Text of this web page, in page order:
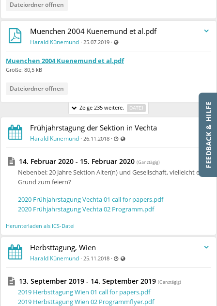
FEEDBACK & HILFE
Dateiordner öffnen
Muenchen 2004 Kuenemund et al.pdf
Harald Künemund · 25.07.2019 ·
Muenchen 2004 Kuenemund et al.pdf
Größe: 80,5 kB
Dateiordner öffnen
Zeige 235 weitere. DATEI
Frühjahrstagung der Sektion in Vechta
Harald Künemund · 26.11.2018 · Zuletzt aktualisiert 15.12.2022 - 08:55
Auch für nicht registrierte Benutzer
14. Februar 2020 - 15. Februar 2020(Ganztägig)
Nebenbei: 20 Jahre Sektion Alter(n) und Gesellschaft, vielleicht ein
Grund zum feiern?
2020 Frühjahrstagung Vechta 01 call for papers.pdf
2020 Frühjahrstagung Vechta 02 Programm.pdf
Herunterladen als ICS-Datei
Herbsttagung, Wien
Harald Künemund · 25.11.2018 · Zuletzt aktualisiert 15.12.2022 - 08:55
13. September 2019 - 14. September 2019(Ganztägig)
2019 Herbsttagung Wien 01 call for papers.pdf
2019 Herbsttagung Wien 02 Programmflyer.pdf